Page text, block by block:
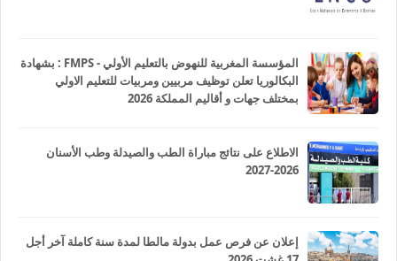
المؤسسة المغربية للنهوض بالتعليم الأولي - FMPS : بشهادة
البكالوريا تعلن توظيف مربيين ومربيات للتعليم الاولي
بمختلف جهات و أقاليم المملكة 2026
الاطلاع على نتائج مباراة الطب والصيدلة وطب الأسنان
2026-2027
إعلان عن فرص عمل بدولة مالطا لمدة سنة كاملة آخر أجل